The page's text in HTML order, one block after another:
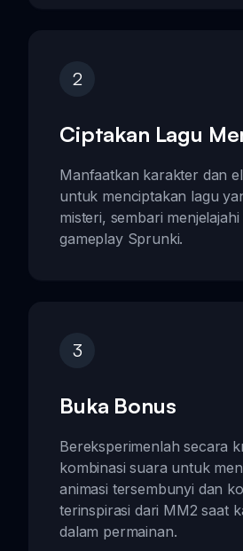
2
Ciptakan Lagu
Manfaatkan karakter dan
untuk menciptakan lagu
misteri, sembari
gameplay Sprunki.
3
Buka Bonus
Bereksperimenlah secara
kombinasi suara untuk
animasi tersembunyi dan
terinspirasi dari MM2 saat
dalam permainan.